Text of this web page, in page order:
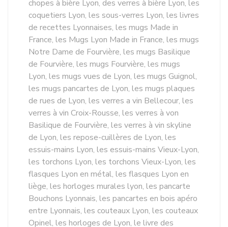
chopes à bière Lyon, des verres à bière Lyon, les
coquetiers Lyon, les sous-verres Lyon, les livres
de recettes Lyonnaises, les mugs Made in
France, les Mugs Lyon Made in France, les mugs
Notre Dame de Fourvière, les mugs Basilique
de Fourvière, les mugs Fourvière, les mugs
Lyon, les mugs vues de Lyon, les mugs Guignol,
les mugs pancartes de Lyon, les mugs plaques
de rues de Lyon, les verres a vin Bellecour, les
verres à vin Croix-Rousse, les verres à von
Basilique de Fourvière, les verres à vin skyline
de Lyon, les repose-cuillères de Lyon, les
essuis-mains Lyon, les essuis-mains Vieux-Lyon,
les torchons Lyon, les torchons Vieux-Lyon, les
flasques Lyon en métal, les flasques Lyon en
liège, les horloges murales lyon, les pancarte
Bouchons Lyonnais, les pancartes en bois apéro
entre Lyonnais, les couteaux Lyon, les couteaux
Opinel, les horloges de Lyon, le livre des